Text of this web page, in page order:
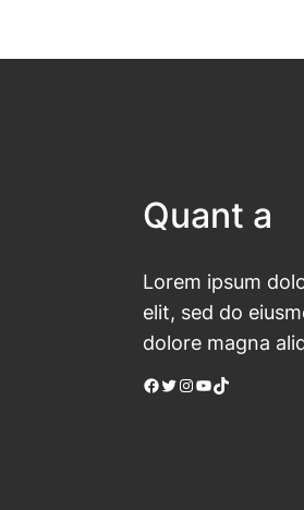
Quant a
Lorem ipsum
elit, sed do
dolore magna
Facebook Twitter Instagram YouTube TikTok